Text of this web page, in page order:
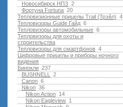
2
Новосибирск НПЗ
20
Фортуна Fortuna
4
Тепловизионные прицелы Trail (Трэйл)
6
Тепловизоры Guide Гайд
6
Тепловизоры автомобильные
Тепловизоры для охоты и
строительства
4
Тепловизоры для смартфонов
Цифровые прицелы и приборы ночного
видения
237
Бинокли
2
BUSHNELL
6
Canon
36
Nikon
14
Nikon Action
1
Nikon Eagleview